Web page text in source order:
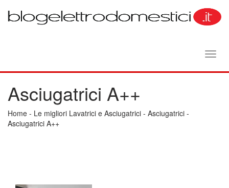
Asciugatrici A++
Home - Le migliori Lavatrici e Asciugatrici - Asciugatrici -
Asciugatrici A++